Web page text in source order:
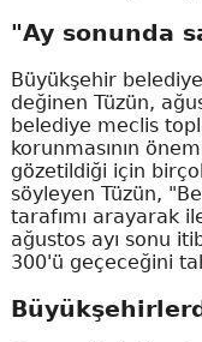
"Ay sonunda
Büyükşehir
değinen Tüzün,
belediye meclis
korunmasının
gözetildiği için
söyleyen Tüzün,
tarafımı arayarak
ağustos ayı sonu
300'ü geçeceğini